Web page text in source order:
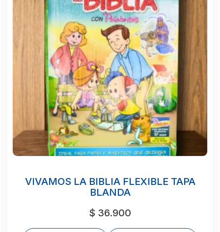
VIVAMOS LA BIBLIA FLEXIBLE TAPA
BLANDA
$ 36.900